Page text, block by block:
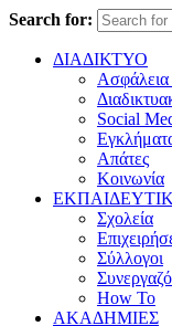
Search for:
ΔΙΑΔΙΚΤΥΟ
Ασφάλεια
Social
Απάτες
Κοινωνία
Σχολεία
Σύλλογοι
How To
ΑΚΑΔΗΜΙΕΣ